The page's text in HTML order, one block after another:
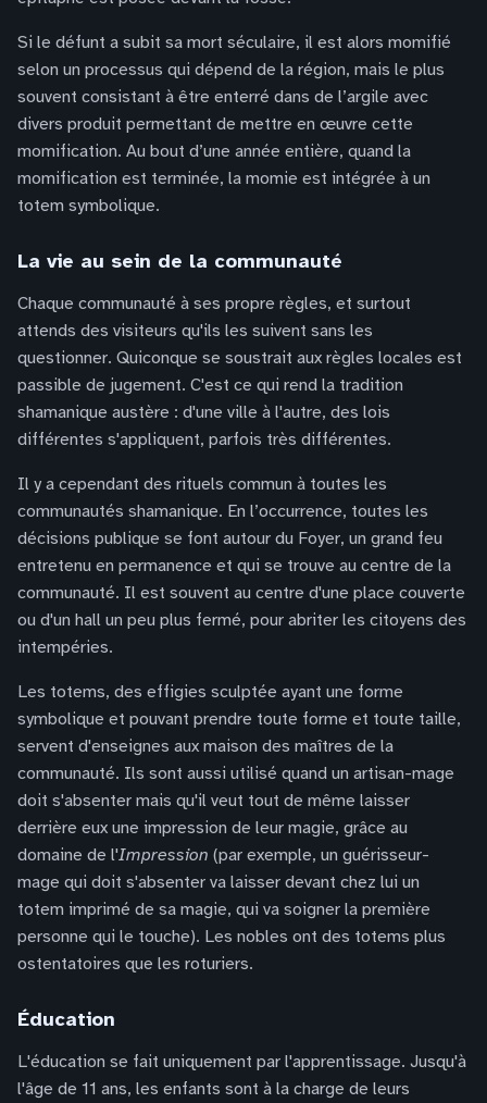
Si le défunt a subit sa mort séculaire, il est alors momifié
selon un processus qui dépend de la région, mais le plus
souvent consistant à être enterré dans de l’argile avec
divers produit permettant de mettre en œuvre cette
momification. Au bout d’une année entière, quand la
momification est terminée, la momie est intégrée à un
totem symbolique.
La vie au sein de la communauté
Chaque communauté à ses propre règles, et surtout
attends des visiteurs qu'ils les suivent sans les
questionner. Quiconque se soustrait aux règles locales est
passible de jugement. C'est ce qui rend la tradition
shamanique austère : d'une ville à l'autre, des lois
différentes s'appliquent, parfois très différentes.
Il y a cependant des rituels commun à toutes les
communautés shamanique. En l’occurrence, toutes les
décisions publique se font autour du Foyer, un grand feu
entretenu en permanence et qui se trouve au centre de la
communauté. Il est souvent au centre d'une place couverte
ou d'un hall un peu plus fermé, pour abriter les citoyens des
intempéries.
Les totems, des effigies sculptée ayant une forme
symbolique et pouvant prendre toute forme et toute taille,
servent d'enseignes aux maison des maîtres de la
communauté. Ils sont aussi utilisé quand un artisan-mage
doit s'absenter mais qu'il veut tout de même laisser
derrière eux une impression de leur magie, grâce au
domaine de l'Impression (par exemple, un guérisseur-
mage qui doit s'absenter va laisser devant chez lui un
totem imprimé de sa magie, qui va soigner la première
personne qui le touche). Les nobles ont des totems plus
ostentatoires que les roturiers.
Éducation
L'éducation se fait uniquement par l'apprentissage. Jusqu'à
l'âge de 11 ans, les enfants sont à la charge de leurs